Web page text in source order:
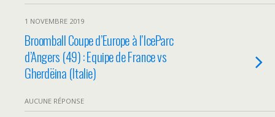
1 NOVEMBRE 2019
Broomball Coupe d’Europe à l’IceParc
d’Angers (49) : Equipe de France vs
Gherdëina (Italie)
AUCUNE RÉPONSE